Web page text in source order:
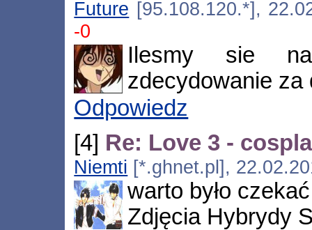
Future [95.108.120.*],
-0
Ilesmy sie
zdecydowanie za
Odpowiedz
[4] Re: Love 3 -
Niemti [*.ghnet.pl],
warto było
Zdjęcia Hybrydy